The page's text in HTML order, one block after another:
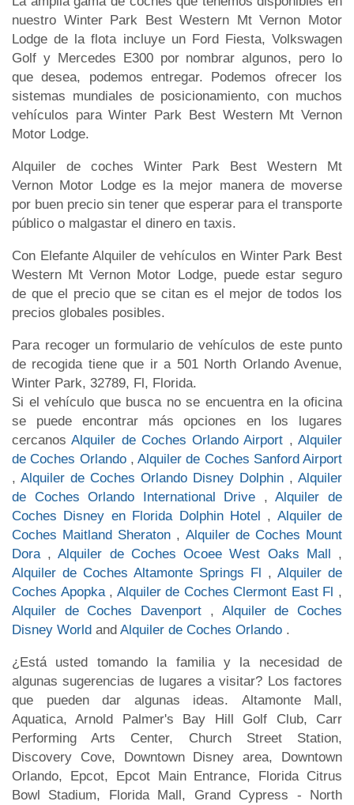
nuestro Winter Park Best Western Mt Vernon Motor
Lodge de la flota incluye un Ford Fiesta, Volkswagen
Golf y Mercedes E300 por nombrar algunos, pero lo
que desea, podemos entregar. Podemos ofrecer los
sistemas mundiales de posicionamiento, con muchos
vehículos para Winter Park Best Western Mt Vernon
Motor Lodge.
Alquiler de coches Winter Park Best Western Mt
Vernon Motor Lodge es la mejor manera de moverse
por buen precio sin tener que esperar para el transporte
público o malgastar el dinero en taxis.
Con Elefante Alquiler de vehículos en Winter Park Best
Western Mt Vernon Motor Lodge, puede estar seguro
de que el precio que se citan es el mejor de todos los
precios globales posibles.
Para recoger un formulario de vehículos de este punto
de recogida tiene que ir a 501 North Orlando Avenue,
Winter Park, 32789, Fl, Florida.
Si el vehículo que busca no se encuentra en la oficina
se puede encontrar más opciones en los lugares
cercanosAlquiler de Coches Orlando Airport ,Alquiler
de Coches Orlando , Alquiler de Coches Sanford Airport
, Alquiler de Coches Orlando Disney Dolphin , Alquiler
de Coches Orlando International Drive ,Alquiler de
Coches Disney en Florida Dolphin Hotel , Alquiler de
Coches Maitland Sheraton , Alquiler de Coches Mount
Dora ,Alquiler de Coches Ocoee West Oaks Mall ,
Alquiler de Coches Altamonte Springs Fl , Alquiler de
Coches Apopka , Alquiler de Coches Clermont East Fl ,
Alquiler de Coches Davenport , Alquiler de Coches
Disney World and Alquiler de Coches Orlando .
¿Está usted tomando la familia y la necesidad de
algunas sugerencias de lugares a visitar? Los factores
que pueden dar algunas ideas. Altamonte Mall,
Aquatica, Arnold Palmer's Bay Hill Golf Club, Carr
Performing Arts Center, Church Street Station,
Discovery Cove, Downtown Disney area, Downtown
Orlando, Epcot, Epcot Main Entrance, Florida Citrus
Bowl Stadium, Florida Mall, Grand Cypress - North